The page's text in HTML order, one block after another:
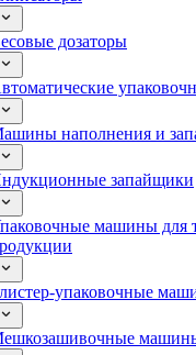
дозаторы
наполнения и
запайщики
машины для
упаковочные